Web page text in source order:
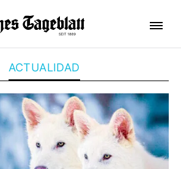
ACTUALIDAD